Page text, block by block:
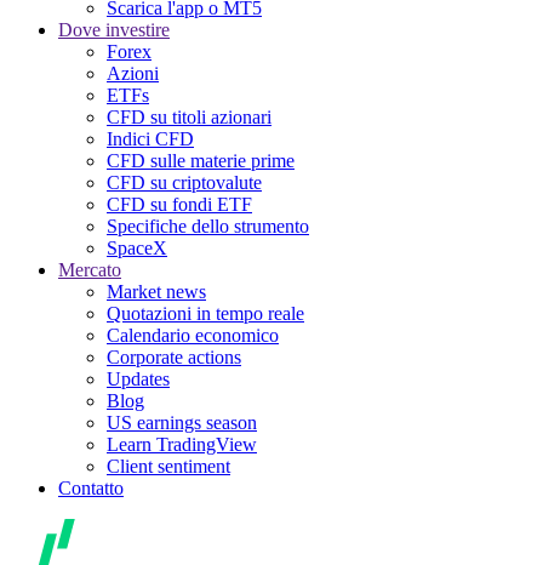
Scarica l'app o MT5
Dove investire
Forex
Azioni
ETFs
CFD su titoli azionari
Indici CFD
CFD sulle materie prime
CFD su criptovalute
CFD su fondi ETF
Specifiche dello strumento
SpaceX
Mercato
Market news
Quotazioni in tempo reale
Calendario economico
Corporate actions
Updates
Blog
US earnings season
Learn TradingView
Client sentiment
Contatto